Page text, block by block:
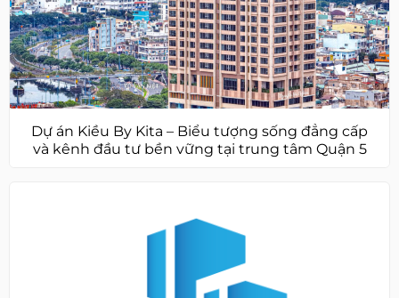
Dự án Kiều By Kita – Biểu tượng sống đẳng cấp
và kênh đầu tư bền vững tại trung tâm Quận 5